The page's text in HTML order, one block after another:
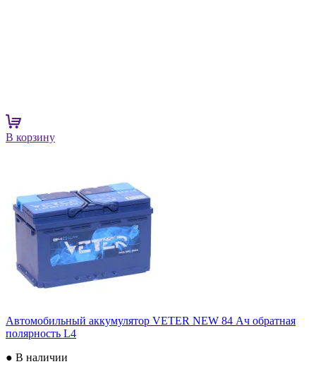
В корзину
Автомобильный аккумулятор VETER NEW 84 Ач обратная
полярность L4
● В наличии